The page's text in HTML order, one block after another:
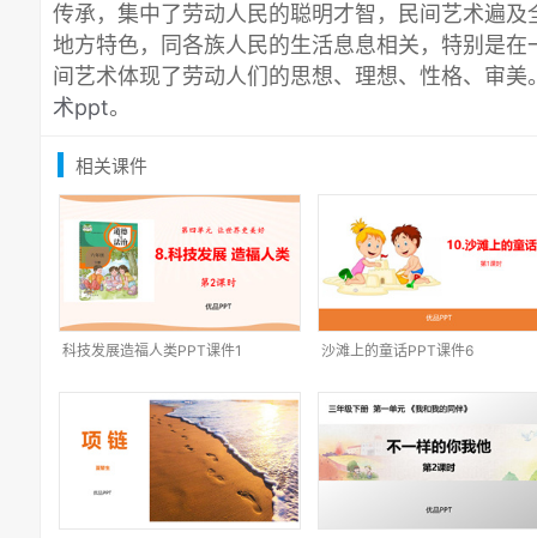
传承，集中了劳动人民的聪明才智，民间艺术遍
地方特色，同各族人民的生活息息相关，特别是
间艺术体现了劳动人们的思想、理想、性格、审美
术ppt。
相关课件
科技发展造福人类PPT课件1 沙滩上的童话PPT课件6